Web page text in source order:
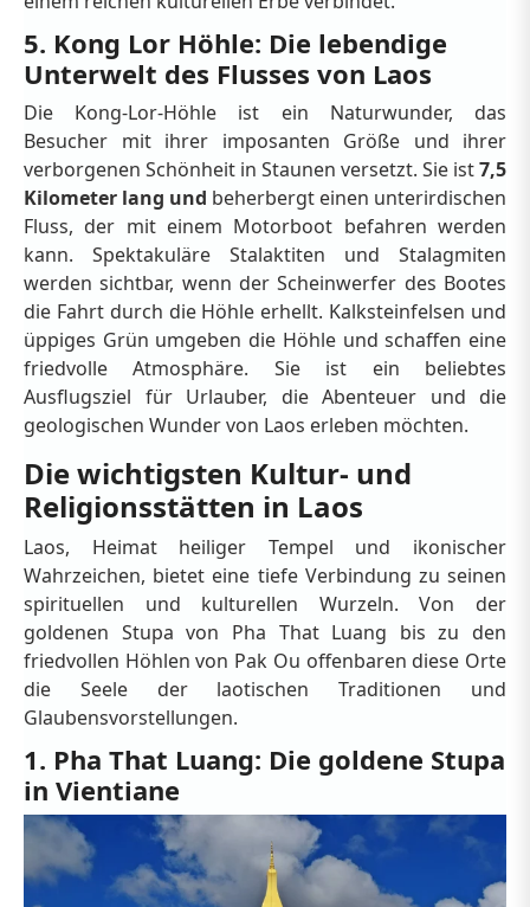
5. Kong Lor Höhle: Die lebendige
Unterwelt des Flusses von Laos
Die Kong-Lor-Höhle ist ein Naturwunder, das
Besucher mit ihrer imposanten Größe und ihrer
verborgenen Schönheit in Staunen versetzt. Sie ist7,5
Kilometer lang und beherbergt einen unterirdischen
Fluss, der mit einem Motorboot befahren werden
kann. Spektakuläre Stalaktiten und Stalagmiten
werden sichtbar, wenn der Scheinwerfer des Bootes
die Fahrt durch die Höhle erhellt. Kalksteinfelsen und
üppiges Grün umgeben die Höhle und schaffen eine
friedvolle Atmosphäre. Sie ist ein beliebtes
Ausflugsziel für Urlauber, die Abenteuer und die
geologischen Wunder von Laos erleben möchten.
Die wichtigsten Kultur- und
Religionsstätten in Laos
Laos, Heimat heiliger Tempel und ikonischer
Wahrzeichen, bietet eine tiefe Verbindung zu seinen
spirituellen und kulturellen Wurzeln. Von der
goldenen Stupa von Pha That Luang bis zu den
friedvollen Höhlen von Pak Ou offenbaren diese Orte
die Seele der laotischen Traditionen und
Glaubensvorstellungen.
1. Pha That Luang: Die goldene Stupa
in Vientiane